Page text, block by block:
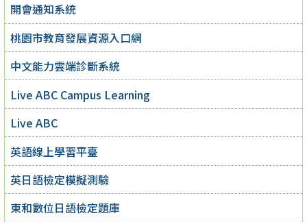
開會通知系統
桃園市教育發展資源入口網
中文能力雲端診斷系統
Live ABC Campus Learning
Live ABC
英語線上學習平臺
英日語檢定模擬測驗
東和數位日語檢定題庫